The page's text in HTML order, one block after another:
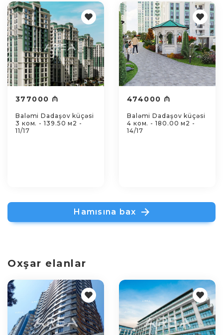
377000 ₼
Baləmi Dadaşov küçəsi
3 ком. - 139.50 м2 -
11/17
474000 ₼
Baləmi Dadaşov küçəsi
4 ком. - 180.00 м2 -
14/17
Hamısına bax
Oxşar elanlar